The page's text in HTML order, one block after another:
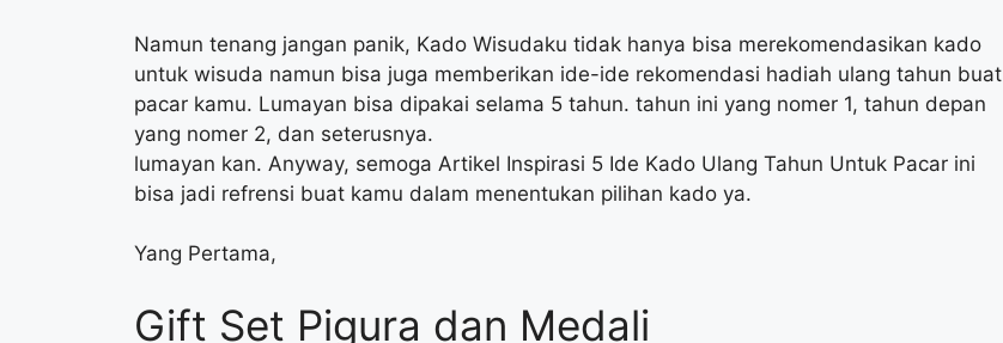
Namun tenang jangan panik, Kado Wisudaku tidak hanya bisa merekomendasikan kado
untuk wisuda namun bisa juga memberikan ide-ide rekomendasi hadiah ulang tahun buat
pacar kamu. Lumayan bisa dipakai selama 5 tahun. tahun ini yang nomer 1, tahun depan
yang nomer 2, dan seterusnya.
lumayan kan. Anyway, semoga Artikel Inspirasi 5 Ide Kado Ulang Tahun Untuk Pacar ini
bisa jadi refrensi buat kamu dalam menentukan pilihan kado ya.
Yang Pertama,
Gift Set Pigura dan Medali